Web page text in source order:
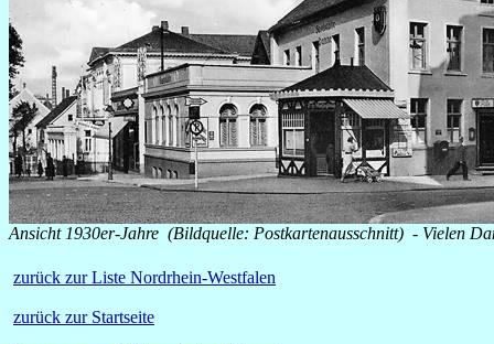
Ansicht 1930er-Jahre (Bildquelle: Postkartenausschnitt) - Vielen
zurück zur Liste Nordrhein-Westfalen
zurück zur Startseite